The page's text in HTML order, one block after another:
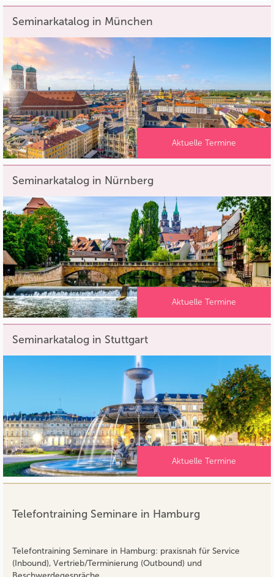
Seminarkatalog in München
Aktuelle Termine
Seminarkatalog in Nürnberg
Aktuelle Termine
Seminarkatalog in Stuttgart
Aktuelle Termine
Telefontraining Seminare in Hamburg
Telefontraining Seminare in Hamburg: praxisnah für Service
(Inbound), Vertrieb/Terminierung (Outbound) und